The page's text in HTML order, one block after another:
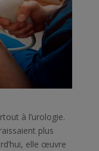
à l’urologie.
plus
elle œuvre